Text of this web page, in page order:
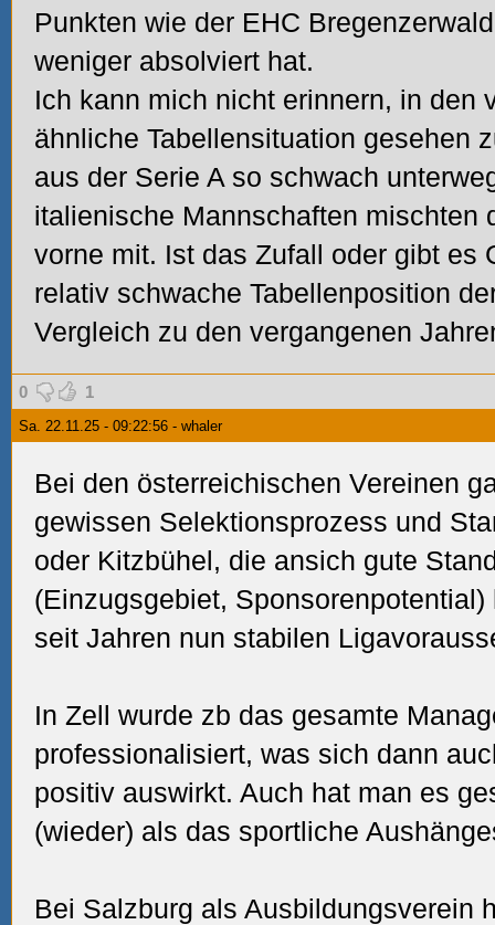
Punkten wie der EHC
weniger absolviert hat.
Ich kann mich nicht erinnern, in den
ähnliche Tabellensituation gesehen
aus der Serie A so schwach
italienische Mannschaften mischten
vorne mit. Ist das Zufall oder gibt es
relativ schwache Tabellenposition
Vergleich zu den vergangenen
0 1
Sa. 22.11.25 - 09:22:56 - whaler
Bei den österreichischen Vereinen
gewissen Selektionsprozess und
oder Kitzbühel, die ansich gute
(Einzugsgebiet,
seit Jahren nun stabilen
In Zell wurde zb das gesamte
professionalisiert, was sich dann
positiv auswirkt. Auch hat man es
(wieder) als das sportliche
Bei Salzburg als Ausbildungsverein